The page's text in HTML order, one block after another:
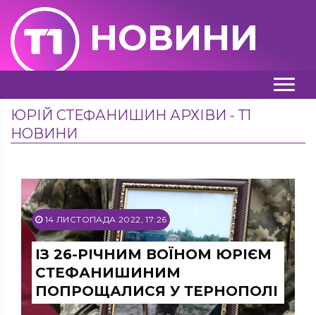
НОВИНИ
ЮРІЙ СТЕФАНИШИН АРХІВИ - Т1
НОВИНИ
14 ЛИСТОПАДА 2022, 17:26
ІЗ 26-РІЧНИМ ВОЇНОМ ЮРІЄМ
СТЕФАНИШИНИМ
ПОПРОЩАЛИСЯ У ТЕРНОПОЛІ